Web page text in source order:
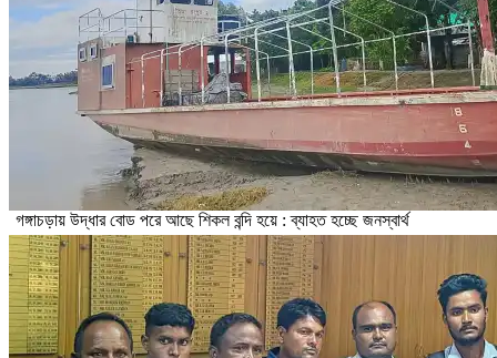
গঙ্গাচড়ায় উদ্ধার বোড পরে আছে শিকল বন্দি হয়ে : ব্যাহত হচ্ছে জনস্বার্থ